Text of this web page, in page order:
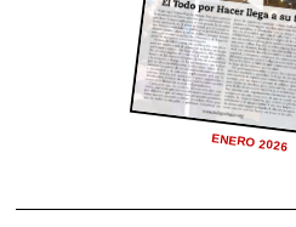
ENERO 2026